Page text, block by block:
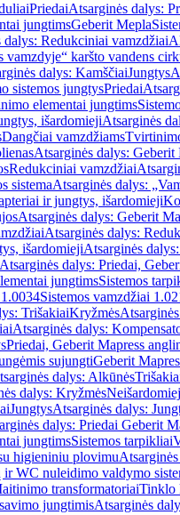
PriedaiAtsarginės dalys:
jungtimsGeberit Mepla
dalys: Redukciniai vamzdžiai
vamzdyje“ karšto vandens
dalys: KamščiaiJungtys
sistemos jungtysPriedai
elementai jungtims
išardomiejiAtsarginės
Dangčiai vamzdžiams
Atsarginės dalys: Geberit
Redukciniai vamzdžiai
sistemaAtsarginės dalys:
ir jungtys, išardomieji
Atsarginės dalys: Geberit
Atsarginės dalys:
išardomiejiAtsarginės
Atsarginės dalys: Priedai,
jungtimsSistemos
Sistemos vamzdžiai
TrišakiaiKryžmės
Atsarginės dalys:
Priedai, Geberit Mapress
sujungtiGeberit
dalys: Alkūnės
dalys: Kryžmės
JungtysAtsarginės dalys:
dalys: Priedai Geberit
jungtimsSistemos tarpikliai
higieniniu plovimu
WC nuleidimo valdymo
transformatoriaiTinklo
jungtimisAtsarginės